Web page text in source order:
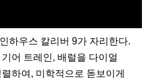
하우스 칼리버 9가 자리한다.
어 트레인, 배럴을 다이얼
하여, 미학적으로 돋보이게